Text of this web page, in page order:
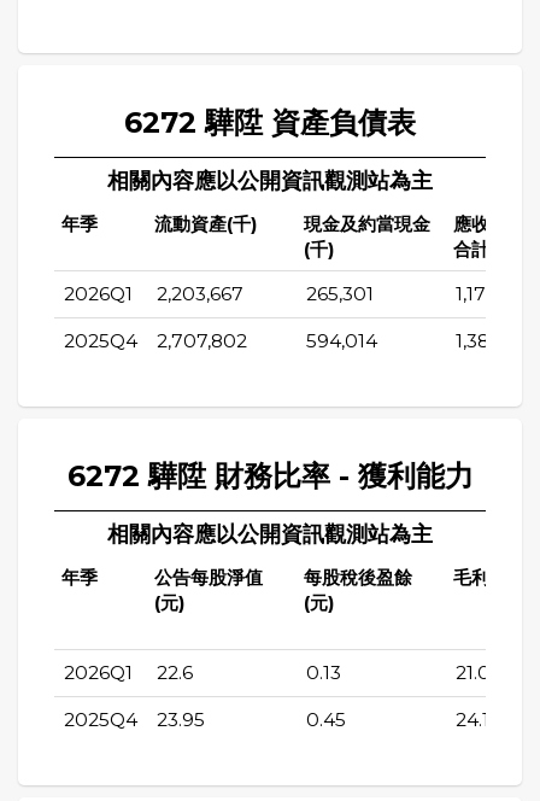
6272 驊陞 資產負債表
相關內容應以公開資訊觀測站為主
年季 流動資產(千)
現金及約當現金
(千)
應收帳款
合計(千)
2026Q1 2,203,667 265,301 1,171,832
2025Q4 2,707,802 594,014 1,380,108
6272 驊陞 財務比率 - 獲利能力
相關內容應以公開資訊觀測站為主
年季
公告每股淨值
(元)
每股稅後盈餘
(元)
毛利率(%)
2026Q1 22.6 0.13 21.01
2025Q4 23.95 0.45 24.18